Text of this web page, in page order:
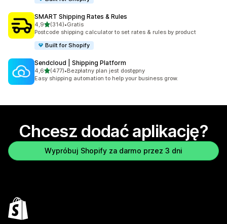
SMART Shipping Rates & Rules
4,9na 5 gwiazdek
(314)
Łączna liczba recenzji: 314
•Gratis
Postcode shipping calculator to set rates & rules by product
Built for Shopify
Sendcloud | Shipping Platform
4,6na 5 gwiazdek
(477)
Łączna liczba recenzji: 477
•Bezpłatny plan jest dostępny
Easy shipping automation to help your business grow.
Chcesz dodać aplikację?
Wypróbuj Shopify za darmo przez 3 dni